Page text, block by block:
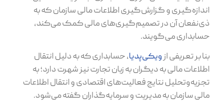
اندازه‌گیری و گزارش‌گیری اطلاعات مالی سازمان که به
ذی‌نفعان آن در تصمیم‌گیری‌های مالی کمک می‌کند،
حسابداری می‌گویند.
بنا بر تعریفی ازویکی‌پدیا، حسابداری که به دلیل انتقال
اطلاعات مالی به دیگران به زبان تجارت نیز شهرت دارد؛ به
تجزیه‌وتحلیل نتایج فعالیت‌های اقتصادی و انتقال اطلاعات
مالی سازمان به مدیریت و سرمایه‌گذاران گفته می‌شود.